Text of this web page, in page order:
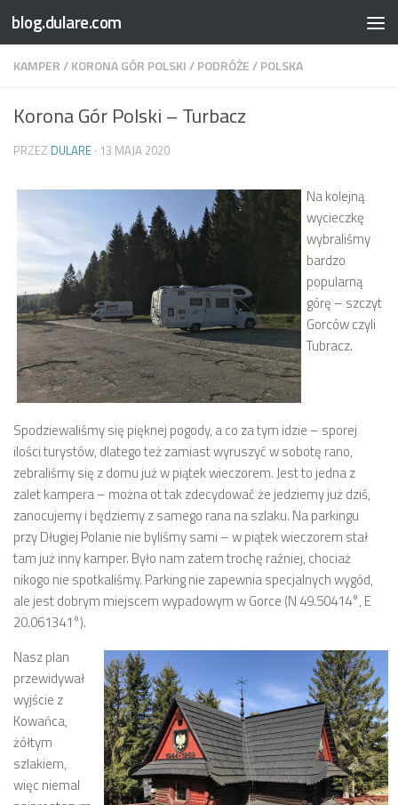
Przejdź do treści
blog.dulare.com
KAMPER/KORONA GÓR POLSKI/PODRÓŻE/POLSKA
Korona Gór Polski – Turbacz
PRZEZ DULARE · 13 MAJA 2020
Na kolejną
wycieczkę
wybraliśmy
bardzo
popularną
górę – szczyt
Gorców czyli
Tubracz.
Spodziewaliśmy się pięknej pogody, a co za tym idzie – sporej
ilości turystów, dlatego też zamiast wyruszyć w sobotę rano,
zebraliśmy się z domu już w piątek wieczorem. Jest to jedna z
zalet kampera – można ot tak zdecydować że jedziemy już dziś,
zanocujemy i będziemy z samego rana na szlaku. Na parkingu
przy Długiej Polanie nie byliśmy sami – w piątek wieczorem stał
tam już inny kamper. Było nam zatem trochę raźniej, chociaż
nikogo nie spotkaliśmy. Parking nie zapewnia specjalnych wygód,
ale jest dobrym miejscem wypadowym w Gorce (N 49.50414°, E
20.061341°).
Nasz plan
przewidywał
wyjście z
Kowańca,
żółtym
szlakiem,
więc niemal